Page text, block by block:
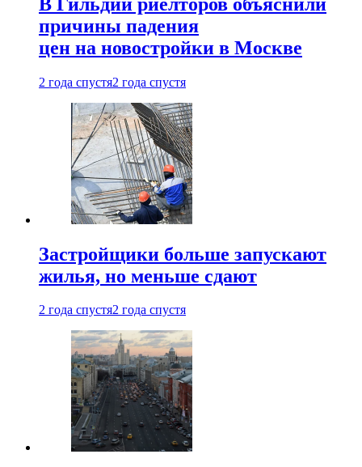
причины падения
цен на новостройки в Москве
2 года спустя2 года спустя
Застройщики больше запускают
жилья, но меньше сдают
2 года спустя2 года спустя